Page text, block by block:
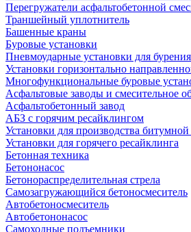
Перегружатели асфальтобетонной
Траншейный уплотнитель
Башенные краны
Буровые установки
Пневмоударные установки для
Установки горизонтально
Многофункциональные буровые
Асфальтовые заводы и смесительное
Асфальтобетонный завод
АБЗ с горячим ресайклингом
Установки для производства
Установки для горячего ресайклинга
Бетонная техника
Бетононасос
Бетонораспределительная стрела
Самозагружающийся бетоносмеситель
Автобетоносмеситель
Автобетононасос
Самоходные подъемники